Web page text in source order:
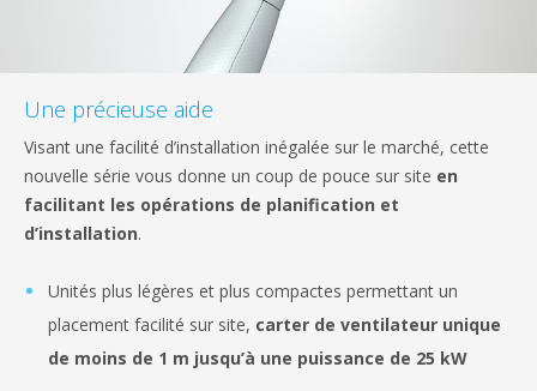
Une précieuse aide
Visant une facilité d’installation inégalée sur le marché, cette
nouvelle série vous donne un coup de pouce sur site en
facilitant les opérations de planification et
d’installation.
Unités plus légères et plus compactes permettant un
placement facilité sur site, carter de ventilateur unique
de moins de 1 m jusqu’à une puissance de 25 kW